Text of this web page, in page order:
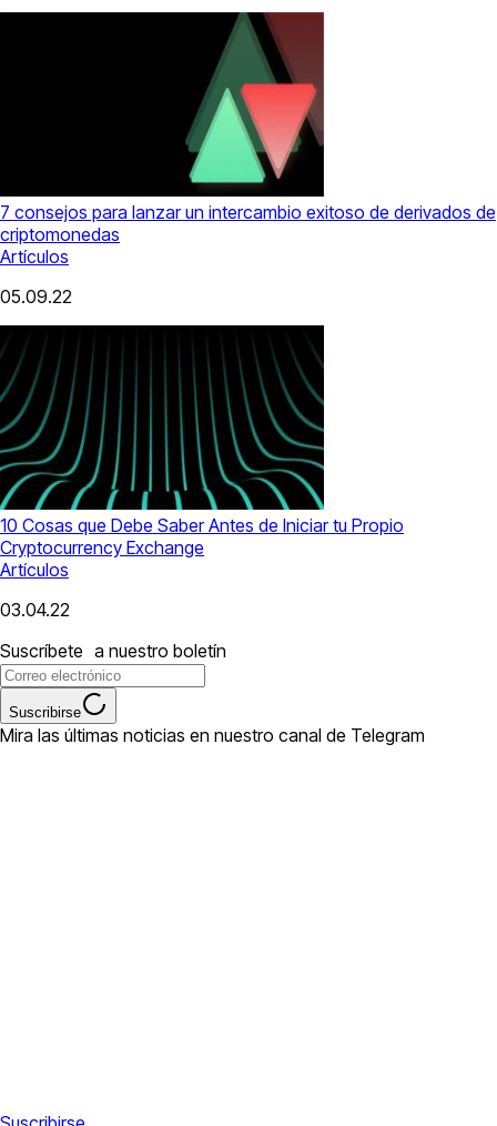
7 consejos para lanzar un intercambio exitoso de derivados de
criptomonedas
Artículos
05.09.22
10 Cosas que Debe Saber Antes de Iniciar tu Propio
Cryptocurrency Exchange
Artículos
03.04.22
Suscríbete a nuestro boletín
Suscribirse
Mira las últimas noticias en nuestro canal de Telegram